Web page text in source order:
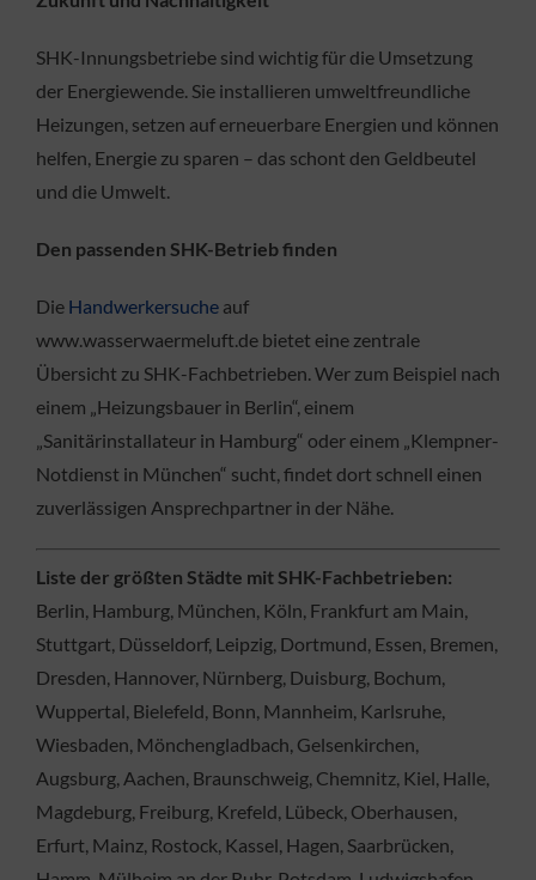
SHK-Innungsbetriebe sind wichtig für die Umsetzung
der Energiewende. Sie installieren umweltfreundliche
Heizungen, setzen auf erneuerbare Energien und können
helfen, Energie zu sparen – das schont den Geldbeutel
und die Umwelt.
Den passenden SHK-Betrieb finden
Die Handwerkersucheauf
www.wasserwaermeluft.de bietet eine zentrale
Übersicht zu SHK-Fachbetrieben. Wer zum Beispiel nach
einem „Heizungsbauer in Berlin“, einem
„Sanitärinstallateur in Hamburg“ oder einem „Klempner-
Notdienst in München“ sucht, findet dort schnell einen
zuverlässigen Ansprechpartner in der Nähe.
Liste der größten Städte mit SHK-Fachbetrieben:
Berlin, Hamburg, München, Köln, Frankfurt am Main,
Stuttgart, Düsseldorf, Leipzig, Dortmund, Essen, Bremen,
Dresden, Hannover, Nürnberg, Duisburg, Bochum,
Wuppertal, Bielefeld, Bonn, Mannheim, Karlsruhe,
Wiesbaden, Mönchengladbach, Gelsenkirchen,
Augsburg, Aachen, Braunschweig, Chemnitz, Kiel, Halle,
Magdeburg, Freiburg, Krefeld, Lübeck, Oberhausen,
Erfurt, Mainz, Rostock, Kassel, Hagen, Saarbrücken,